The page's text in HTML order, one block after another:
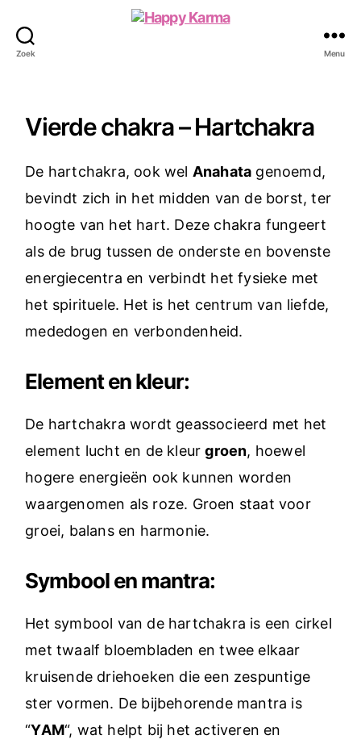
Zoek Menu
Vierde chakra – Hartchakra
De hartchakra, ook wel Anahata genoemd,
bevindt zich in het midden van de borst, ter
hoogte van het hart. Deze chakra fungeert
als de brug tussen de onderste en bovenste
energiecentra en verbindt het fysieke met
het spirituele. Het is het centrum van liefde,
mededogen en verbondenheid.
Element en kleur:
De hartchakra wordt geassocieerd met het
element lucht en de kleurgroen, hoewel
hogere energieën ook kunnen worden
waargenomen als roze. Groen staat voor
groei, balans en harmonie.
Symbool en mantra:
Het symbool van de hartchakra is een cirkel
met twaalf bloembladen en twee elkaar
kruisende driehoeken die een zespuntige
ster vormen. De bijbehorende mantra is
“YAM“, wat helpt bij het activeren en